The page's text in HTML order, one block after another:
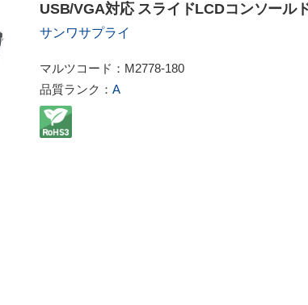
USB/VGA対応 スライドLCDコンソール
サンワサプライ
マルツコード： M2778-180
品質ランク： A